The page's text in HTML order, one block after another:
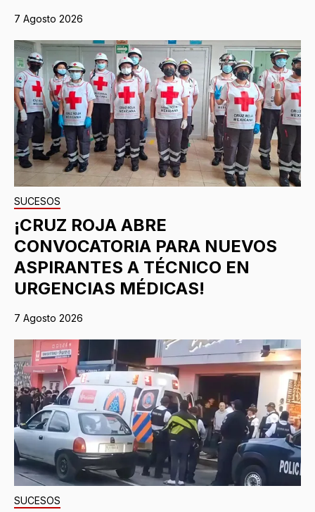
7 Agosto 2026
SUCESOS
¡CRUZ ROJA ABRE
CONVOCATORIA PARA NUEVOS
ASPIRANTES A TÉCNICO EN
URGENCIAS MÉDICAS!
7 Agosto 2026
SUCESOS